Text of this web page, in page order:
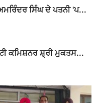
ਸਿੰਘ ਦੇ ਪਤਨੀ 'ਪ...
ਕਮਿਸ਼ਨਰ ਸ਼੍ਰੀ ਮੁਕਤਸ...